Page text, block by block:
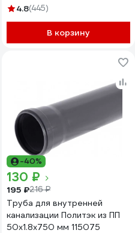
4.8(445)
В корзину
-40%
130 ₽
195 ₽216 ₽
Труба для внутренней
канализации Политэк из ПП
50х1.8х750 мм 115075